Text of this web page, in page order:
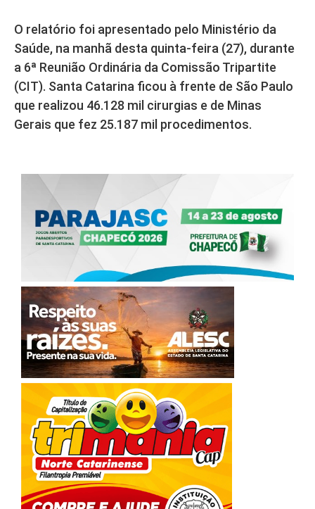
O relatório foi apresentado pelo Ministério da
Saúde, na manhã desta quinta-feira (27), durante
a 6ª Reunião Ordinária da Comissão Tripartite
(CIT). Santa Catarina ficou à frente de São Paulo
que realizou 46.128 mil cirurgias e de Minas
Gerais que fez 25.187 mil procedimentos.